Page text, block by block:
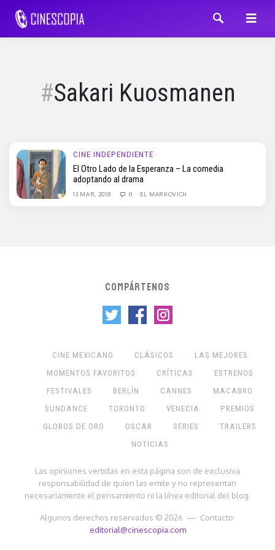
Sakari Kuosmanen
CINE INDEPENDIENTE
El Otro Lado de la Esperanza – La comedia
adoptando al drama
13 MAR, 2018 0 EL MARKOVICH
COMPÁRTENOS
CINE MEXICANO CLÁSICOS
LAS MEJORES
MOMENTOS FAVORITOS
CRÍTICAS
ESTRENOS
FESTIVALES
BERLÍN CANNES
MACABRO
SUNDANCE
TORONTO VENECIA
PREMIOS
GLOBOS DE ORO
OSCAR SERIES
TRAILERS
NOTICIAS
Las opiniones vertidas en esta página son de exclusiva
responsabilidad de quien las emite y no representan
necesariamente el pensamiento ni la línea editorial del blog.
Algunos derechos reservados © 2026 — Contacto:
editorial@cinescopia.com